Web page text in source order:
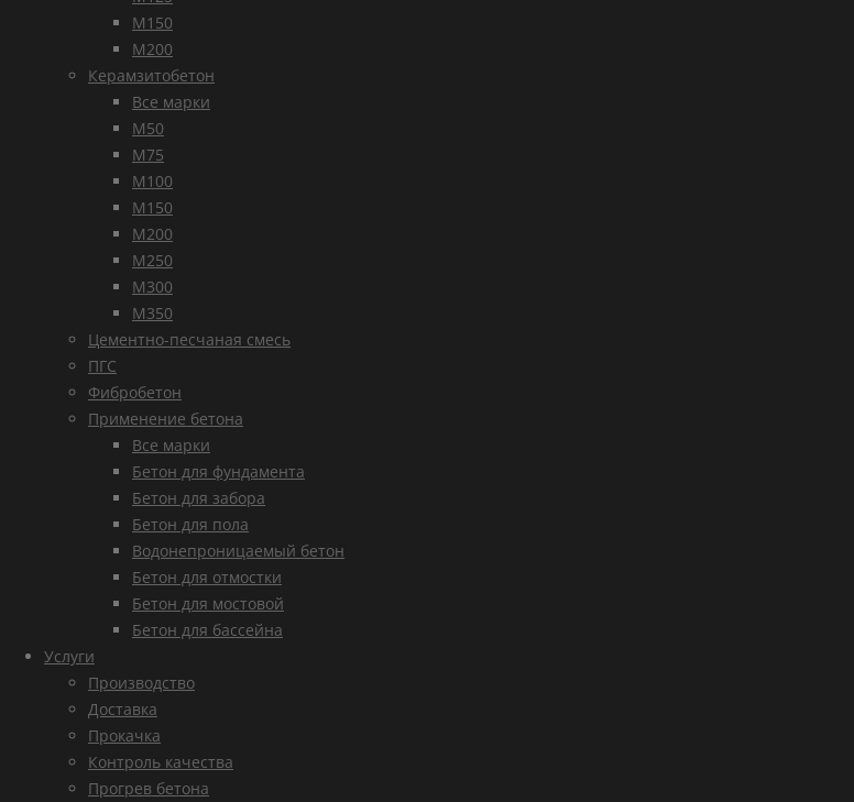
М150
М200
Керамзитобетон
Все марки
М50
М75
М100
М150
М200
М250
М300
М350
Цементно-песчаная смесь
ПГС
Фибробетон
Применение бетона
Все марки
Бетон для фундамента
Бетон для забора
Бетон для пола
Водонепроницаемый бетон
Бетон для отмостки
Бетон для мостовой
Бетон для бассейна
Услуги
Производство
Доставка
Прокачка
Контроль качества
Прогрев бетона